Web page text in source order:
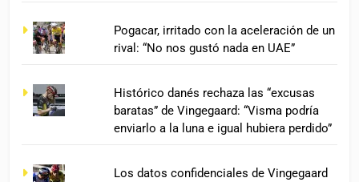
Pogacar, irritado con la aceleración de un
rival: “No nos gustó nada en UAE”
Histórico danés rechaza las “excusas
baratas” de Vingegaard: “Visma podría
enviarlo a la luna e igual hubiera perdido”
Los datos confidenciales de Vingegaard